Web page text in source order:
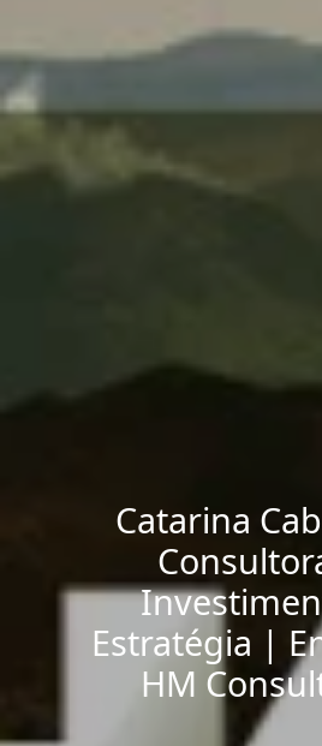
Catarina
Estratégia |
HM